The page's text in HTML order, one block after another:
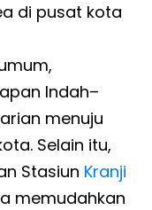
di pusat kota
Indah–
menuju
Selain itu,
Stasiun Kranji
memudahkan